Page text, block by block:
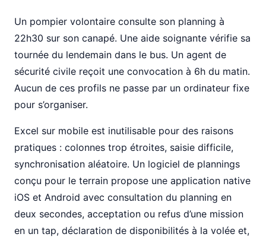
Un pompier volontaire consulte son planning à
22h30 sur son canapé. Une aide soignante vérifie sa
tournée du lendemain dans le bus. Un agent de
sécurité civile reçoit une convocation à 6h du matin.
Aucun de ces profils ne passe par un ordinateur fixe
pour s’organiser.
Excel sur mobile est inutilisable pour des raisons
pratiques : colonnes trop étroites, saisie difficile,
synchronisation aléatoire. Un logiciel de plannings
conçu pour le terrain propose une application native
iOS et Android avec consultation du planning en
deux secondes, acceptation ou refus d’une mission
en un tap, déclaration de disponibilités à la volée et,